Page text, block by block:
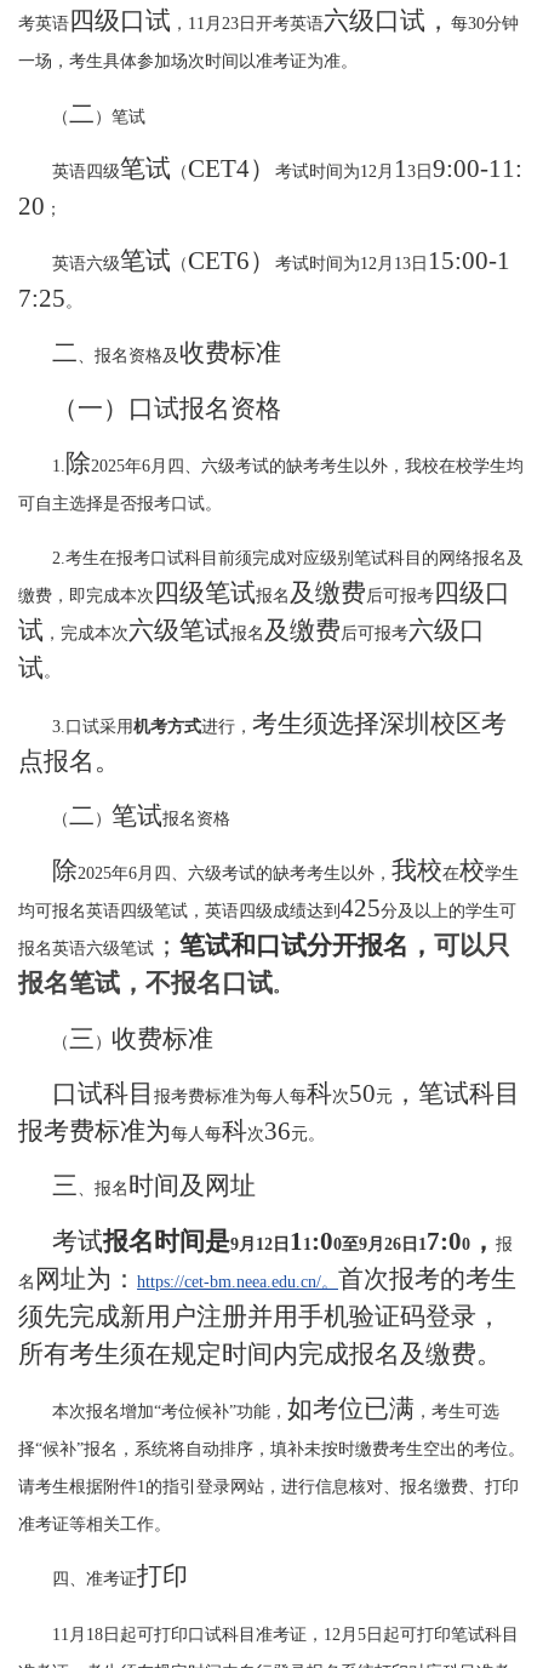
考英语四级口试 ， 11 月 23 日开考英语六级口试 ， 每30分钟
一场，考生具体参加场次时间以准考证为准。
（二 ）笔试
英语四级笔试 （ CET4） 考试时间为12 月 13 日 9:00-11:
20 ；
英语六级笔试 （ CET6） 考试时间为12月 13 日 15:00-1
7:25。
二、报名资格及 收费标准
（一）口试报名资格
1. 除2025年6月四、六级考试的缺考考生以外，我校在校学生均
可自主选择是否报考口试。
2.考生在报考口试科目前须完成对应级别笔试科目的网络报名及
缴费， 即完成本次 四级笔试报名 及缴费后可报考 四级口
试 ，完成本次六级笔试报名 及缴费后可报考六级口
试。
3. 口试采用机考方式进行， 考生须选择深圳 校区考
点报名。
（二 ） 笔试报名资格
除2025年6月四、六级考试的缺考考生以外， 我校在校学生
均可报名英语四级笔试，英语四级成绩达到 425分及以上的学生可
报名英语六级笔试 ； 笔试和口试分开报名， 可以只
报名笔试，不报名口试。
（ 三 ） 收费标准
口试科目 报考费标准为每人每科次50元 ， 笔试科目
报考费标准为每人每科次36元。
三、报名 时间及网址
考试报名时间是9 月 12 日 1 1 :00至9 月 26 日 1 7:00 ， 报
名 网址为： https://cet-bm.neea.edu.cn/。 首次报考的考生
须先完成新用户注册并用手机验证码登录，
所有考生须在规定时间内完成报名 及缴费。
本次报名增加“考位候补”功能， 如考位已满 ，考生可选
择“候补”报名，系统将自动排序，填补未按时缴费考生空出的考位。
请考生根据附件1 的指引登录网站，进行信息核对、报名缴费、打印
准考证等相关工作。
四、准考证打印
11 月 18日起可打印口试科目准考证， 12 月 5日起可打印笔试科目